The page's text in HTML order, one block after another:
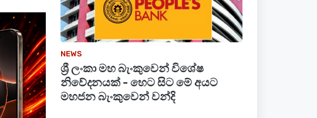
NEWS
ශ්‍රී ලංකා මහ බැංකුවෙන් විශේෂ
නිවේදනයක් - හෙට සිට මේ අයට
මහජන බැංකුවෙන් වන්දි